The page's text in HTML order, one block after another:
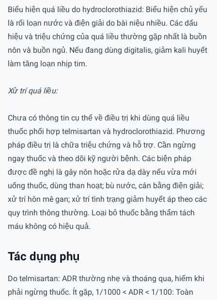
Biểu hiện quá liều do hydroclorothiazid: Biểu hiện chủ yếu
là rối loạn nước và điện giải do bài niệu nhiều. Các dấu
hiệu và triệu chứng của quá liều thường gặp nhất là buồn
nôn và buồn ngủ. Nếu đang dùng digitalis, giảm kali huyết
làm tăng loạn nhịp tim.
Xử trí quá liều:
Chưa có thông tin cụ thể về điều trị khi dùng quá liều
thuốc phối hợp telmisartan và hydroclorothiazid. Phương
pháp điều trị là chữa triệu chứng và hỗ trợ. Cần ngừng
ngay thuốc và theo dõi kỹ người bệnh. Các biện pháp
được đề nghị là gây nôn hoặc rửa dạ dày nếu vừa mới
uống thuốc, dùng than hoạt; bù nước, cân bằng điện giải;
xử trí hôn mê gan; xử trí tình trạng giảm huyết áp theo các
quy trình thông thường. Loại bỏ thuốc bằng thẩm tách
máu không có hiệu quả.
Tác dụng phụ
Do telmisartan: ADR thường nhẹ và thoáng qua, hiếm khi
phải ngừng thuốc. Ít gặp, 1/1000 < ADR < 1/100: Toàn